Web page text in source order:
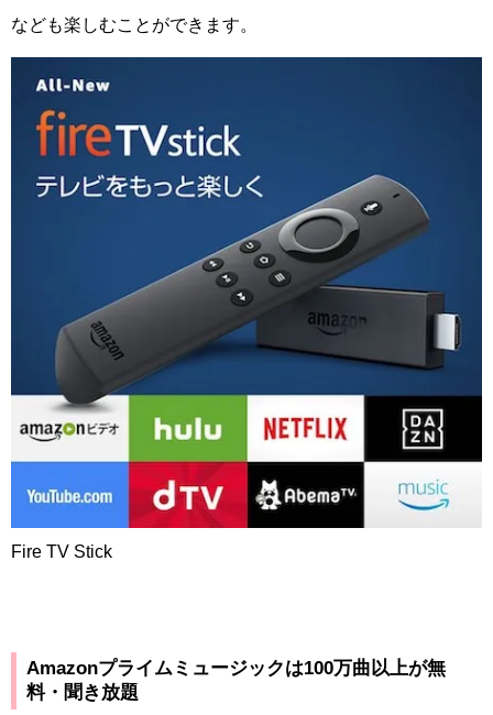
なども楽しむことができます。
Fire TV Stick
Amazonプライムミュージックは100万曲以上が無
料・聞き放題